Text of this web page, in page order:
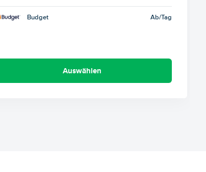
Budget Ab/Tag
Auswählen